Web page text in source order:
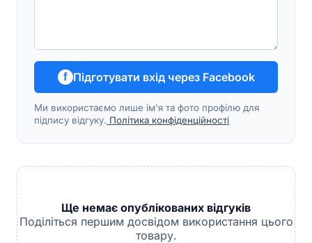
f Підготувати вхід через Facebook
Ми використаємо лише ім'я та фото профілю для
підпису відгуку. Політика конфіденційності
Ще немає опублікованих відгуків
Поділіться першим досвідом використання цього
товару.